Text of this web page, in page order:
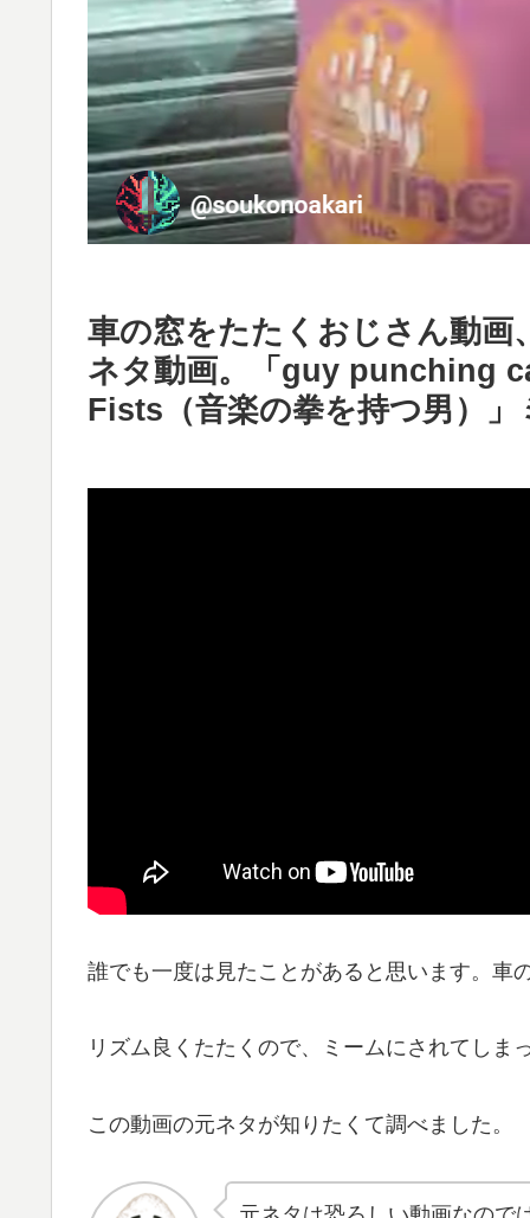
車の窓をたたくおじさん動
ネタ動画。「guy punching
Fists（音楽の拳を持つ男）」
誰でも一度は見たことがあると思います。車
リズム良くたたくので、ミームにされてしま
この動画の元ネタが知りたくて調べました。